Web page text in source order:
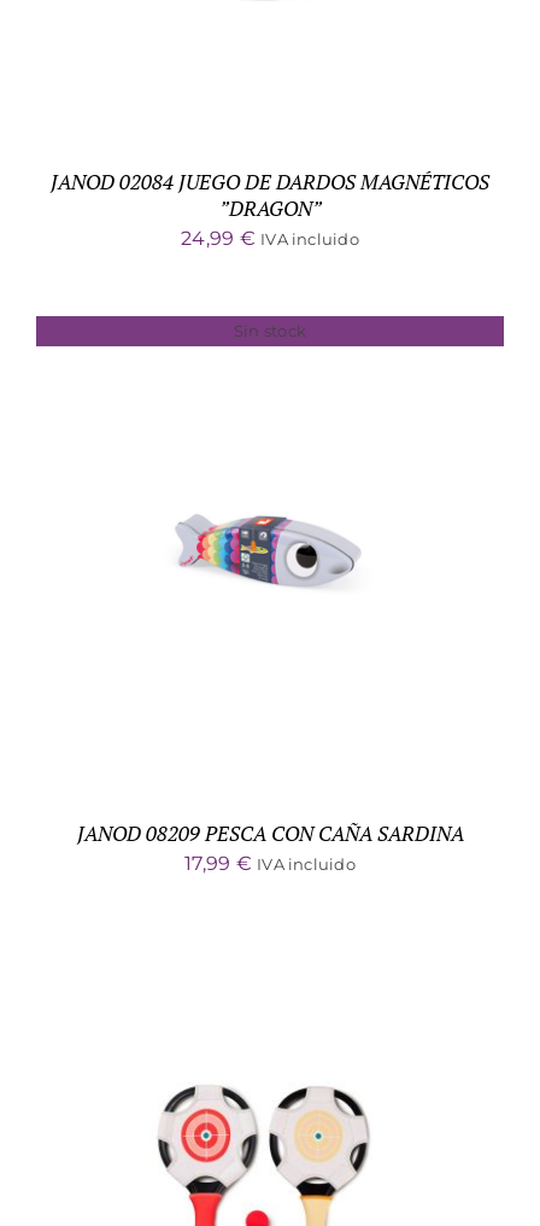
JANOD 02084 JUEGO DE DARDOS MAGNÉTICOS
”DRAGON”
24,99 € IVA incluido
Sin stock
DETALLES
JANOD 08209 PESCA CON CAÑA SARDINA
17,99 € IVA incluido
ADD TO CART / DETALLES